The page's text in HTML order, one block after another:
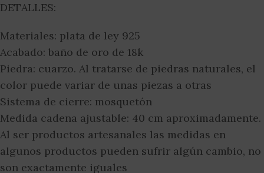
DETALLES:
Materiales: plata de ley 925
Acabado: baño de oro de 18k
Piedra: cuarzo. Al tratarse de piedras naturales, el
color puede variar de unas piezas a otras
Sistema de cierre: mosquetón
Medida cadena ajustable: 40 cm aproximadamente.
Al ser productos artesanales las medidas en
algunos productos pueden sufrir algún cambio, no
son exactamente iguales